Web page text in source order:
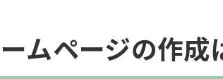
ムページの作成